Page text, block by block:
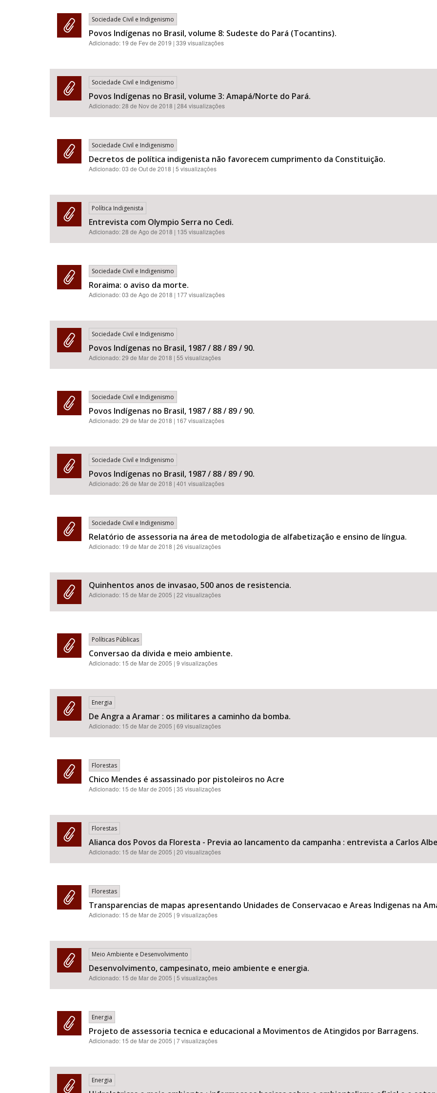
Sociedade Civil e Indigenismo
Povos Indígenas no Brasil, volume 8: Sudeste do Pará (Tocantins).
Adicionado: 19 de Fev de 2019 | 339 visualizações
Sociedade Civil e Indigenismo
Povos Indígenas no Brasil, volume 3: Amapá/Norte do Pará.
Adicionado:28 de Nov de 2018 | 284 visualizações
Sociedade Civil e Indigenismo
Decretos de política indigenista não favorecem cumprimento da Constituição.
Adicionado:03 de Out de 2018 | 5 visualizações
Política Indigenista
Entrevista com Olympio Serra no Cedi.
Adicionado:28 de Ago de 2018 | 135 visualizações
Sociedade Civil e Indigenismo
Roraima: o aviso da morte.
Adicionado:03 de Ago de 2018 | 177 visualizações
Sociedade Civil e Indigenismo
Povos Indígenas no Brasil, 1987 / 88 / 89 / 90.
Adicionado:29 de Mar de 2018 | 55 visualizações
Sociedade Civil e Indigenismo
Povos Indígenas no Brasil, 1987 / 88 / 89 / 90.
Adicionado:29 de Mar de 2018 | 167 visualizações
Sociedade Civil e Indigenismo
Povos Indígenas no Brasil, 1987 / 88 / 89 / 90.
Adicionado:26 de Mar de 2018 | 401 visualizações
Sociedade Civil e Indigenismo
Relatório de assessoria na área de metodologia de alfabetização e ensino de língua.
Adicionado: 19 de Mar de 2018 | 26 visualizações
Quinhentos anos de invasao, 500 anos de resistencia.
Adicionado: 15 de Mar de 2005 | 22 visualizações
Políticas Públicas
Conversao da divida e meio ambiente.
Adicionado: 15 de Mar de 2005 | 9 visualizações
Energia
De Angra a Aramar : os militares a caminho da bomba.
Adicionado: 15 de Mar de 2005 | 69 visualizações
Florestas
Chico Mendes é assassinado por pistoleiros no Acre
Adicionado: 15 de Mar de 2005 | 35 visualizações
Florestas
Alianca dos Povos da Floresta - Previa ao lancamento da campanha : entrevista a Carlos
Adicionado: 15 de Mar de 2005 | 20 visualizações
Florestas
Transparencias de mapas apresentando Unidades de Conservacao e Areas Indigenas na
Adicionado: 15 de Mar de 2005 | 9 visualizações
Meio Ambiente e Desenvolvimento
Desenvolvimento, campesinato, meio ambiente e energia.
Adicionado: 15 de Mar de 2005 | 5 visualizações
Energia
Projeto de assessoria tecnica e educacional a Movimentos de Atingidos por Barragens.
Adicionado: 15 de Mar de 2005 | 7 visualizações
Energia